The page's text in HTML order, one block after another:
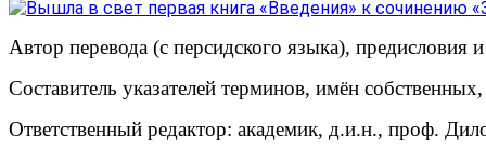
Автор перевода (с персидского языка),
Составитель указателей терминов, имён
Ответственный редактор: академик, д.и.н., проф.